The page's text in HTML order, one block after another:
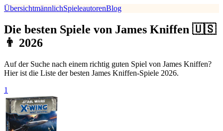
ÜbersichtmännlichSpieleautorenBlog
Die besten Spiele von James Kniffen 🇺🇸
👨 2026
Auf der Suche nach einem richtig guten Spiel von James Kniffen?
Hier ist die Liste der besten James Kniffen-Spiele 2026.
1